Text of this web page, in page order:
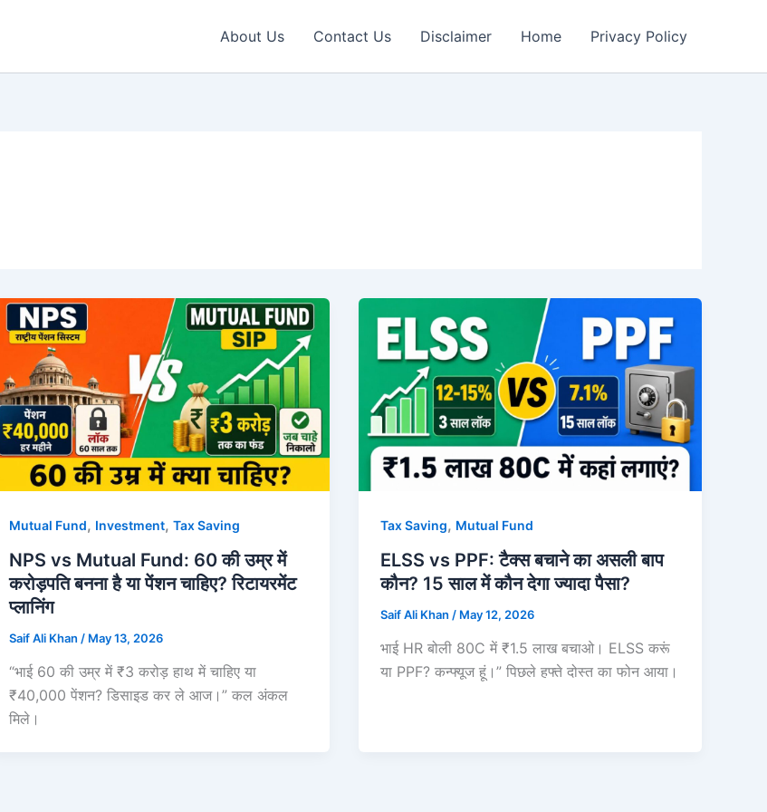
About Us Contact Us Disclaimer Home Privacy Policy
Mutual Fund, Investment, Tax Saving
NPS vs Mutual Fund: 60 की उम्र में
करोड़पति बनना है या पेंशन चाहिए? रिटायरमेंट
प्लानिंग
Saif Ali Khan / May 13, 2026
“भाई 60 की उम्र में ₹3 करोड़ हाथ में चाहिए या
₹40,000 पेंशन? डिसाइड कर ले आज।” कल अंकल
मिले।
Tax Saving, Mutual Fund
ELSS vs PPF: टैक्स बचाने का असली बाप
कौन? 15 साल में कौन देगा ज्यादा पैसा?
Saif Ali Khan / May 12, 2026
भाई HR बोली 80C में ₹1.5 लाख बचाओ। ELSS करूं
या PPF? कन्फ्यूज हूं।” पिछले हफ्ते दोस्त का फोन आया।